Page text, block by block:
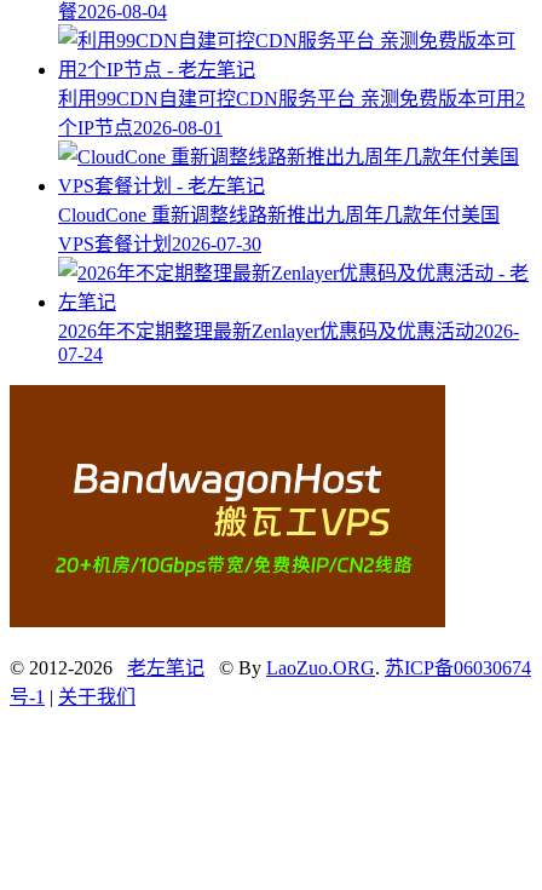
餐2026-08-04
利用99CDN自建可控CDN服务平台 亲测免费版本可用2
个IP节点2026-08-01
CloudCone 重新调整线路新推出九周年几款年付美国
VPS套餐计划 2026-07-30
2026年不定期整理最新Zenlayer优惠码及优惠活动2026-
07-24
© 2012-2026 老左笔记 © By LaoZuo.ORG. 苏ICP备06030674
号-1 | 关于我们